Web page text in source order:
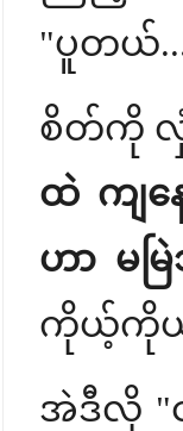
"ပူတယ်
စိတ်ကို လှုံ့
ထဲ ကျန
ဟာ မမ
ကိုယ့်ကိုယ်
အဲဒီလို "င